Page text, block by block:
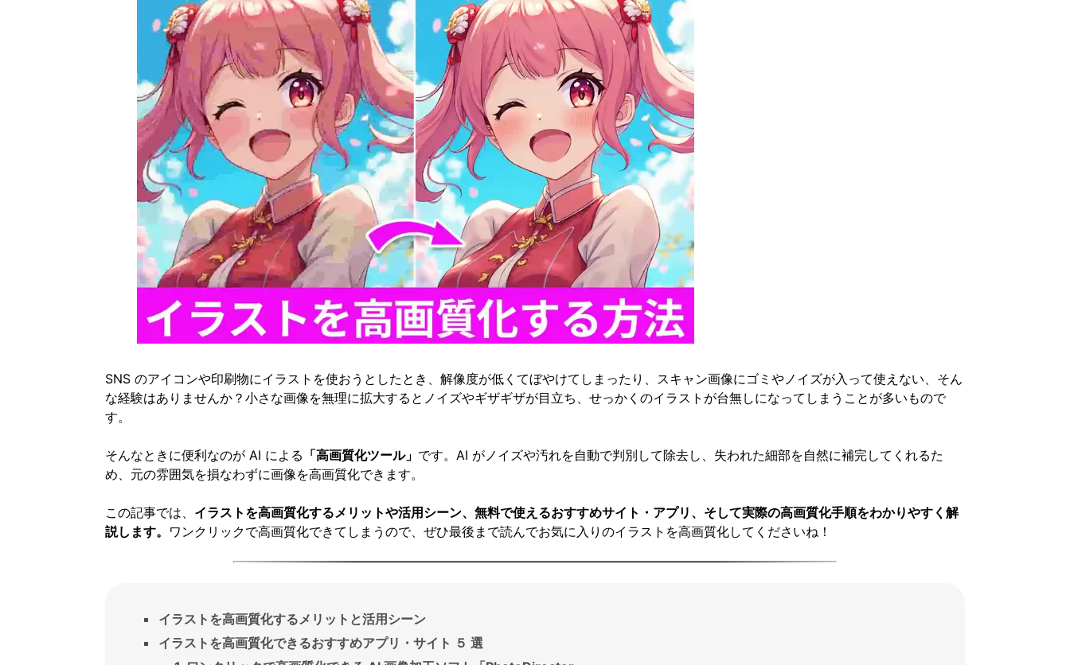
SNS のアイコンや印刷物にイラストを使おうとしたとき、解像度が低くてぼやけてしまったり、スキャン画像にゴミやノイズが入って使えない、そん
な経験はありませんか？小さな画像を無理に拡大するとノイズやギザギザが目立ち、せっかくのイラストが台無しになってしまうことが多いもので
す。
そんなときに便利なのが AI による 「高画質化ツール」 です。AI がノイズや汚れを自動で判別して除去し、失われた細部を自然に補完してくれるた
め、元の雰囲気を損なわずに画像を高画質化できます。
この記事では、 イラストを高画質化するメリットや活用シーン、無料で使えるおすすめサイト・アプリ、そして実際の高画質化手順をわかりやすく解
説します。 ワンクリックで高画質化できてしまうので、ぜひ最後まで読んでお気に入りのイラストを高画質化してくださいね！
イラストを高画質化するメリットと活用シーン
イラストを高画質化できるおすすめアプリ・サイト ５ 選